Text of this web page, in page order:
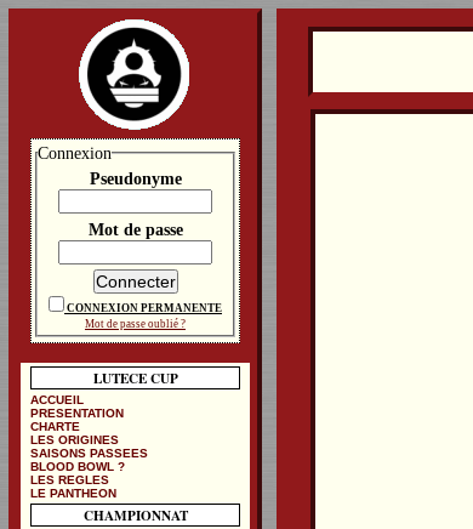
Connexion
Pseudonyme
Mot de passe
CONNEXION PERMANENTE
Mot de passe oublié ?
LUTECE CUP
ACCUEIL
PRESENTATION
CHARTE
LES ORIGINES
SAISONS PASSEES
BLOOD BOWL ?
LES REGLES
LE PANTHEON
CHAMPIONNAT